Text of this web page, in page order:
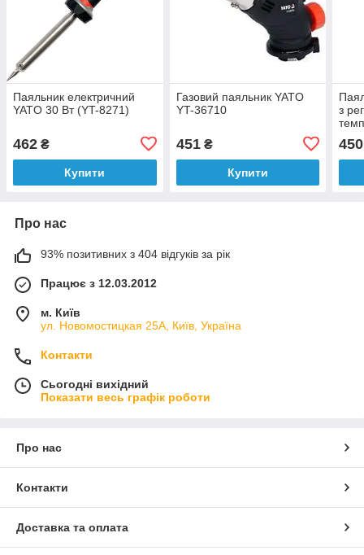
Паяльник електричний
YATO 30 Вт (YT-8271)
462 ₴
Купити
Газовий паяльник YATO
YT-36710
451₴
Купити
з
450
Про нас
93% позитивних з 404 відгуків за рік
Працює з 12.03.2012
м. Київ
ул. Новомостицкая 25А, Київ, Україна
Контакти
Сьогодні вихідний
Показати весь графік роботи
Про нас
Контакти
Доставка та оплата